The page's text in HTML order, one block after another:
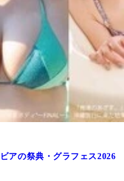
アの祭典・グラフェス2026